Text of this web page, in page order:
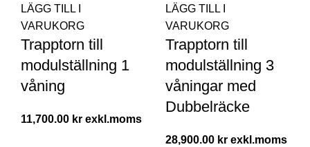
LÄGG TILL I
VARUKORG
Trapptorn till
modulställning 1
våning
11,700.00 kr
LÄGG TILL I
VARUKORG
Trapptorn till
modulställning 3
våningar med
Dubbelräcke
28,900.00 kr